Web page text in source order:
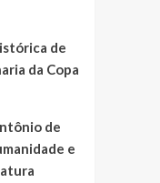
de
da Copa
de
e